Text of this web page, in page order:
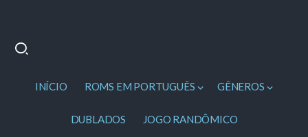
INÍCIO ROMS EM PORTUGUÊS GÊNEROS
DUBLADOS JOGO RANDÔMICO